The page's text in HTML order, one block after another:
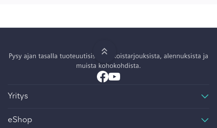
Pysy ajan tasalla tuoteuutisista, erikoistarjouksista, alennuksista ja
muista kohokohdista.
Yritys
eShop